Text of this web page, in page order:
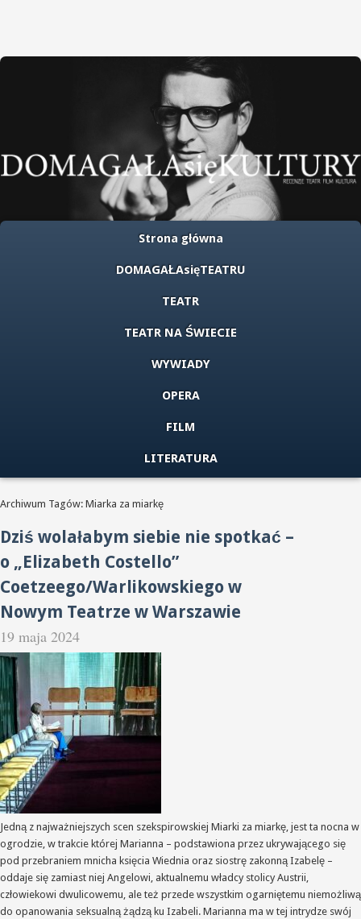
Strona główna
DOMAGAŁAsięTEATRU
TEATR
TEATR NA ŚWIECIE
WYWIADY
OPERA
FILM
LITERATURA
Archiwum Tagów: Miarka za miarkę
Dziś wolałabym siebie nie spotkać –
o „Elizabeth Costello”
Coetzeego/Warlikowskiego w
Nowym Teatrze w Warszawie
19 maja 2024
Jedną z najważniejszych scen szekspirowskiej Miarki za miarkę, jest ta nocna w
ogrodzie, w trakcie której Marianna – podstawiona przez ukrywającego się
pod przebraniem mnicha księcia Wiednia oraz siostrę zakonną Izabelę –
oddaje się zamiast niej Angelowi, aktualnemu władcy stolicy Austrii,
człowiekowi dwulicowemu, ale też przede wszystkim ogarniętemu niemożliwą
do opanowania seksualną żądzą ku Izabeli. Marianna ma w tej intrydze swój